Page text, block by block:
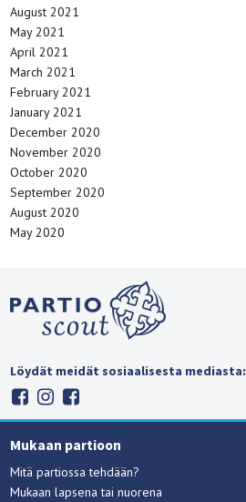
August 2021
May 2021
April 2021
March 2021
February 2021
January 2021
December 2020
November 2020
October 2020
September 2020
August 2020
May 2020
Löydät meidät sosiaalisesta mediasta:
Mukaan partioon
Mitä partiossa tehdään?
Mukaan lapsena tai nuorena